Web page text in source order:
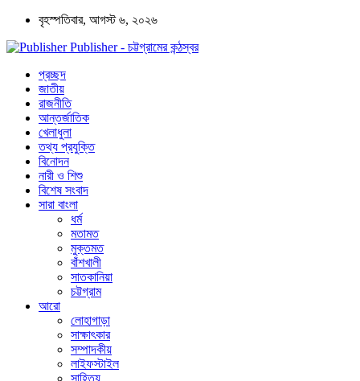
বৃহস্পতিবার, আগস্ট ৬, ২০২৬
Publisher - চট্টগ্রামের কন্ঠস্বর
প্রচ্ছদ
জাতীয়
রাজনীতি
আন্তর্জাতিক
খেলাধুলা
তথ্য প্রযুক্তি
বিনোদন
নারী ও শিশু
বিশেষ সংবাদ
সারা বাংলা
ধর্ম
মতামত
মুক্তমত
বাঁশখালী
সাতকানিয়া
চট্টগ্রাম
আরো
লোহাগাড়া
সাক্ষাৎকার
সম্পাদকীয়
লাইফস্টাইল
সাহিত্য